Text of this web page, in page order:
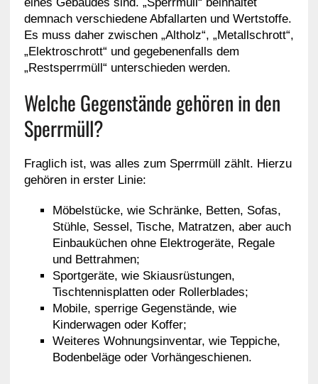
eines Gebäudes sind. „Sperrmüll“ beinhaltet
demnach verschiedene Abfallarten und Wertstoffe.
Es muss daher zwischen „Altholz“, „Metallschrott“,
„Elektroschrott“ und gegebenenfalls dem
„Restsperrmüll“ unterschieden werden.
Welche Gegenstände gehören in den
Sperrmüll?
Fraglich ist, was alles zum Sperrmüll zählt. Hierzu
gehören in erster Linie:
Möbelstücke, wie Schränke, Betten, Sofas,
Stühle, Sessel, Tische, Matratzen, aber auch
Einbauküchen ohne Elektrogeräte, Regale
und Bettrahmen;
Sportgeräte, wie Skiausrüstungen,
Tischtennisplatten oder Rollerblades;
Mobile, sperrige Gegenstände, wie
Kinderwagen oder Koffer;
Weiteres Wohnungsinventar, wie Teppiche,
Bodenbeläge oder Vorhängeschienen.